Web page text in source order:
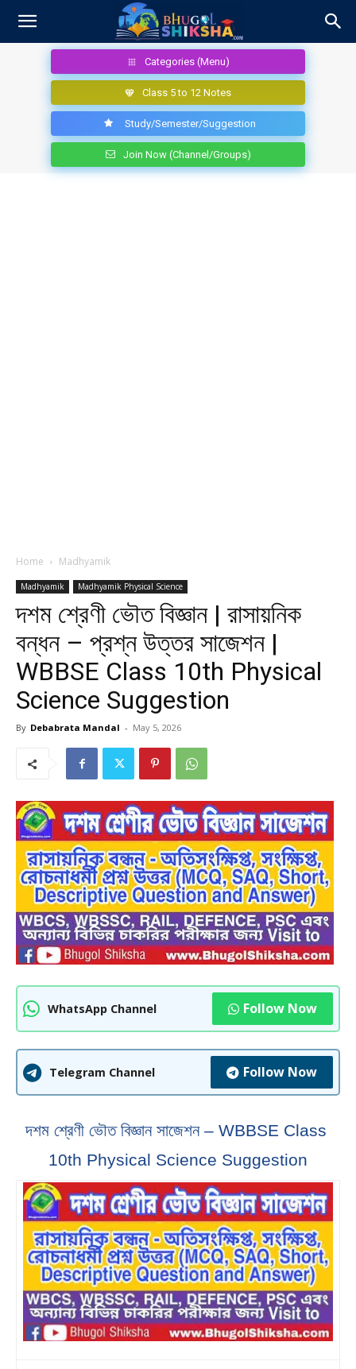
Categories (Menu)
Class 5 to 12 Notes
Study/Semester/Suggestion
Join Now (Channel/Groups)
Home Madhyamik
Madhyamik Madhyamik Physical Science
দশম শ্রেণী ভৌত বিজ্ঞান | রাসায়নিক
বন্ধন – প্রশ্ন উত্তর সাজেশন |
WBBSE Class 10th Physical
Science Suggestion
By Debabrata Mandal - May 5, 2026
WhatsApp Channel Follow Now
Telegram Channel Follow Now
দশম শ্রেণী ভৌত বিজ্ঞান সাজেশন – WBBSE Class
10th Physical Science Suggestion